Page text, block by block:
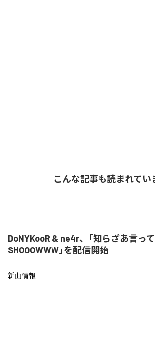
こんな記事も読まれてい
DoNYKooR & ne4r、「知らざあ言っ
SHOOOWWW」を配信開始
新曲情報